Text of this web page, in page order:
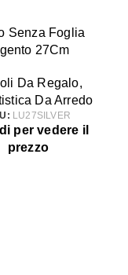
Senza Foglia
27Cm
Da Regalo,
Da Arredo
LU27SILVER
per vedere il
prezzo